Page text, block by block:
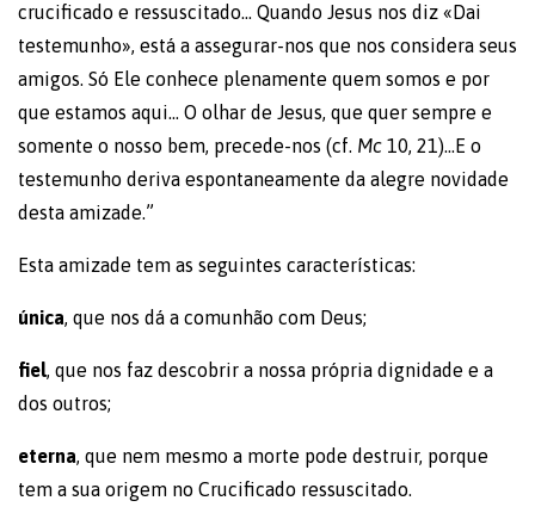
crucificado e ressuscitado… Quando Jesus nos diz «Dai
testemunho», está a assegurar-nos que nos considera seus
amigos. Só Ele conhece plenamente quem somos e por
que estamos aqui… O olhar de Jesus, que quer sempre e
somente o nosso bem, precede-nos (cf. Mc 10, 21)…E o
testemunho deriva espontaneamente da alegre novidade
desta amizade.”
Esta amizade tem as seguintes características:
única, que nos dá a comunhão com Deus;
fiel, que nos faz descobrir a nossa própria dignidade e a
dos outros;
eterna, que nem mesmo a morte pode destruir, porque
tem a sua origem no Crucificado ressuscitado.